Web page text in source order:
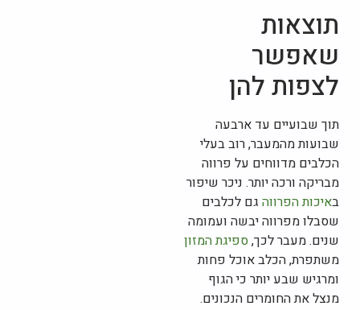
תוצאות
שאפשר
לצפות להן
תוך שבועיים עד ארבעה
שבועות מהמעבר, רוב בעלי
הכלבים מדווחים על פרווה
מבריקה ורכה יותר. ניכר שיפור
באיכות הפרווה גם לכלבים
שסבלו מפרווה יבשה ועמומה
שנים. מעבר לכך,ספיגת המזון
משתפרת, הכלב אוכל פחות
ומרגיש שבע יותר כי הגוף
מנצל את החומרים הנכונים.